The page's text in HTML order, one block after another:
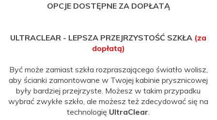
OPCJE DOSTĘPNE ZA DOPŁATĄ
ULTRACLEAR - LEPSZA PRZEJRZYSTOŚĆ SZKŁA (za
dopłatą)
Być może zamiast szkła rozpraszającego światło wolisz,
aby ścianki zamontowane w Twojej kabinie prysznicowej
były bardziej przejrzyste. Możesz w takim przypadku
wybrać zwykłe szkło, ale możesz też zdecydować się na
technologię UltraClear